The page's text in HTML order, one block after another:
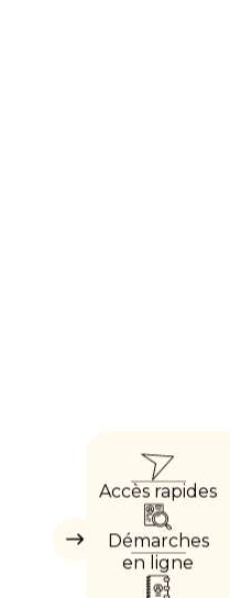
Masquer
Accès rapides
Démarches
en ligne